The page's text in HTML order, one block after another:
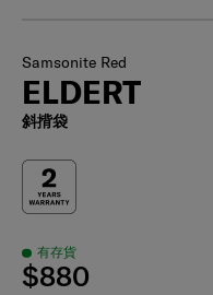
Samsonite Red
ELDERT
斜揹袋
有存貨
$880